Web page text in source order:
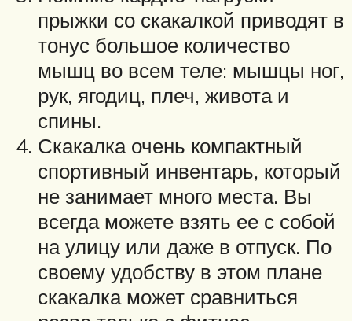
прыжки со скакалкой приводят в
тонус большое количество
мышц во всем теле: мышцы ног,
рук, ягодиц, плеч, живота и
спины.
Скакалка очень компактный
спортивный инвентарь, который
не занимает много места. Вы
всегда можете взять ее с собой
на улицу или даже в отпуск. По
своему удобству в этом плане
скакалка может сравниться